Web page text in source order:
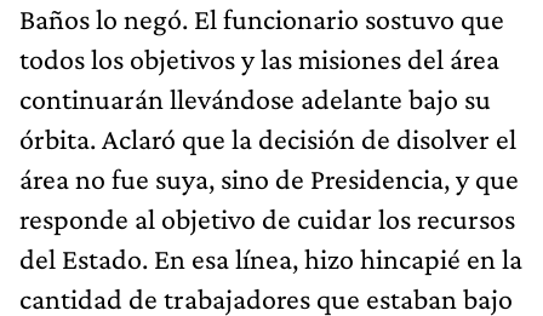
Baños lo negó. El funcionario sostuvo que
todos los objetivos y las misiones del área
continuarán llevándose adelante bajo su
órbita. Aclaró que la decisión de disolver el
área no fue suya, sino de Presidencia, y que
responde al objetivo de cuidar los recursos
del Estado. En esa línea, hizo hincapié en la
cantidad de trabajadores que estaban bajo